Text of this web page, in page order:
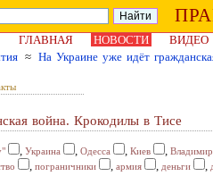
ГЛАВНАЯ НОВОСТИ
ВИДЕО
≈ На Украине уже идёт
война. Крокодилы в Тисе
, Украина , Одесса , Киев ,
, пограничники , армия , деньги ,